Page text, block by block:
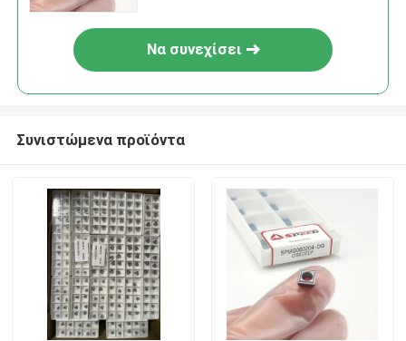
Να συνεχίσει
Συνιστώμενα προϊόντα